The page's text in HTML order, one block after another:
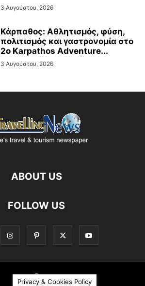
3 Αυγούστου, 2026
Κάρπαθος: Αθλητισμός, φύση,
πολιτισμός και γαστρονομία στο
2ο Karpathos Adventure...
3 Αυγούστου, 2026
ABOUT US
FOLLOW US
©
Privacy & Cookies Policy